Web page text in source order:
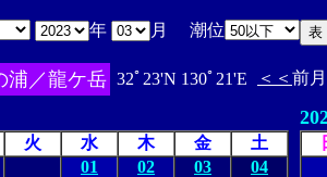
年 月 潮位
浦／龍ケ岳 32ﾟ23'N 130ﾟ21'E ＜＜ 前月
火 水 木 金 土
01
02
03
04